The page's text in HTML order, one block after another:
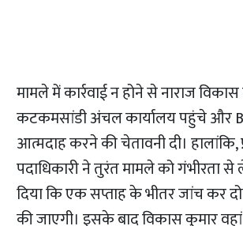
मामले में कार्रवाई न होने से नाराज
कटकमसांडी अंचल कार्यालय पहुंचे और
आत्मदाह करने की चेतावनी दी।
पदाधिकारी ने तुरंत मामले को गंभीरता
दिया कि एक सप्ताह के भीतर जांच कर
की जाएगी। इसके बाद विकास कुमार